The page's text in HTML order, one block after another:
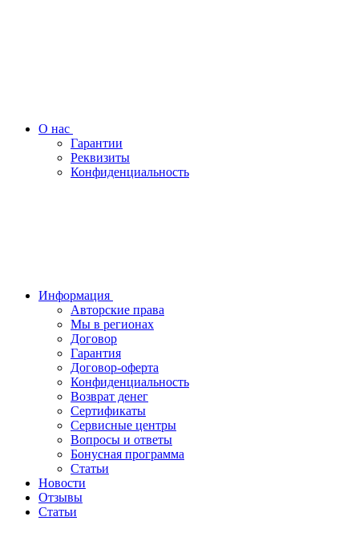
О нас
Гарантии
Реквизиты
Конфиденциальность
Информация
Авторские права
Мы в регионах
Договор
Гарантия
Договор-оферта
Конфиденциальность
Возврат денег
Сертификаты
Сервисные центры
Вопросы и ответы
Бонусная программа
Статьи
Новости
Отзывы
Статьи